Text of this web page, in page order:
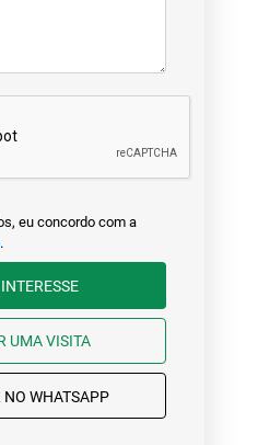
eu concordo com a
.
TENHO INTERESSE
AGENDAR UMA VISITA
WHATSAPP